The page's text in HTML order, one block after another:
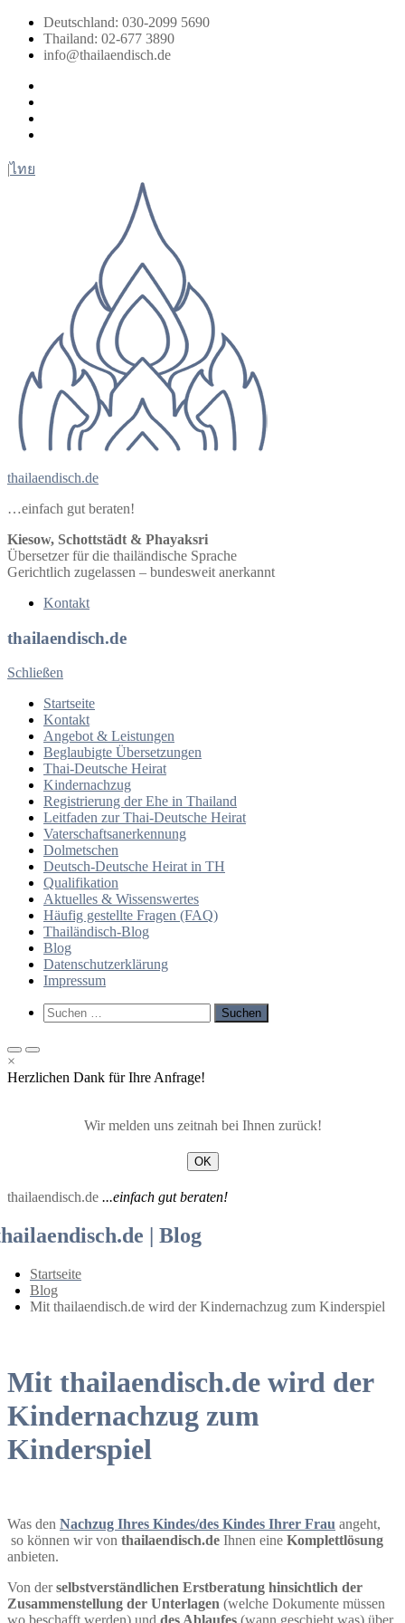
Zum
Inhalt
springen
Deutschland: 030-2099 5690
Thailand: 02-677 3890
info@thailaendisch.de
|ไทย
thailaendisch.de
…einfach gut beraten!
Kiesow, Schottstädt & Phayaksri
Übersetzer für die thailändische Sprache
Gerichtlich zugelassen – bundesweit anerkannt
Kontakt
thailaendisch.de
Schließen
Startseite
Kontakt
Angebot & Leistungen
Beglaubigte Übersetzungen
Thai-Deutsche Heirat
Kindernachzug
Registrierung der Ehe in Thailand
Leitfaden zur Thai-Deutsche Heirat
Vaterschaftsanerkennung
Dolmetschen
Deutsch-Deutsche Heirat in TH
Qualifikation
Aktuelles & Wissenswertes
Häufig gestellte Fragen (FAQ)
Thailändisch-Blog
Blog
Datenschutzerklärung
Impressum
Such-
Formular
Suchen
nach:
Primäres
Menü
für
Primäres
Menü
für
×
Herzlichen Dank für Ihre Anfrage!
Wir melden uns zeitnah bei Ihnen zurück!
OK
thailaendisch.de ...einfach gut beraten!
| Blog
Startseite
Blog
Mit thailaendisch.de wird der Kindernachzug zum Kinderspiel
Mit thailaendisch.de wird der
Kindernachzug zum
Kinderspiel
Was den Nachzug Ihres Kindes/des Kindes Ihrer Frau angeht,
so können wir von thailaendisch.de Ihnen eine Komplettlösung
anbieten.
Von derselbstverständlichen Erstberatung hinsichtlich der
Zusammenstellung der Unterlagen (welche Dokumente müssen